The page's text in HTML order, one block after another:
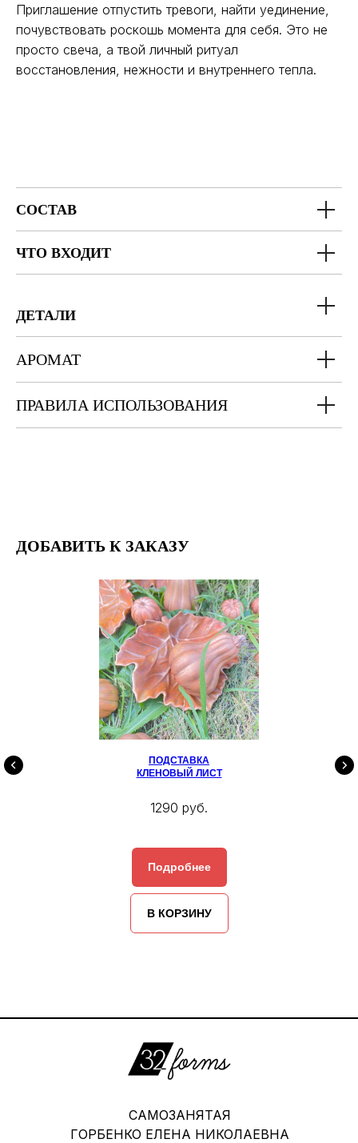
Приглашение отпустить тревоги, найти уединение,
почувствовать роскошь момента для себя. Это не
просто свеча, а твой личный ритуал
восстановления, нежности и внутреннего тепла.
СОСТАВ
ЧТО ВХОДИТ
ДЕТАЛИ
АРОМАТ
ПРАВИЛА ИСПОЛЬЗОВАНИЯ
ДОБАВИТЬ К ЗАКАЗУ
ПОДСТАВКА
КЛЕНОВЫЙ ЛИСТ
1290 руб.
Подробнее
В КОРЗИНУ
САМОЗАНЯТАЯ
ГОРБЕНКО ЕЛЕНА НИКОЛАЕВНА